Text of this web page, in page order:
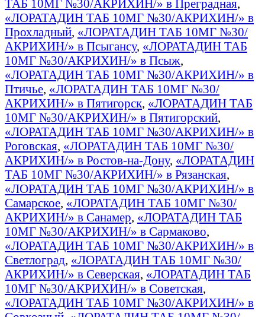
ТАБ 10МГ №30/АКРИХИН/» в Преградная,
«ЛОРАТАДИН ТАБ 10МГ №30/АКРИХИН/» в
Прохладный, «ЛОРАТАДИН ТАБ 10МГ №30/
АКРИХИН/» в Псыгансу, «ЛОРАТАДИН ТАБ
10МГ №30/АКРИХИН/» в Псыж,
«ЛОРАТАДИН ТАБ 10МГ №30/АКРИХИН/» в
Птичье, «ЛОРАТАДИН ТАБ 10МГ №30/
АКРИХИН/» в Пятигорск, «ЛОРАТАДИН ТАБ
10МГ №30/АКРИХИН/» в Пятигорский,
«ЛОРАТАДИН ТАБ 10МГ №30/АКРИХИН/» в
Роговская, «ЛОРАТАДИН ТАБ 10МГ №30/
АКРИХИН/» в Ростов-на-Дону, «ЛОРАТАДИН
ТАБ 10МГ №30/АКРИХИН/» в Рязанская,
«ЛОРАТАДИН ТАБ 10МГ №30/АКРИХИН/» в
Самарское, «ЛОРАТАДИН ТАБ 10МГ №30/
АКРИХИН/» в Санамер, «ЛОРАТАДИН ТАБ
10МГ №30/АКРИХИН/» в Сармаково,
«ЛОРАТАДИН ТАБ 10МГ №30/АКРИХИН/» в
Светлоград, «ЛОРАТАДИН ТАБ 10МГ №30/
АКРИХИН/» в Северская, «ЛОРАТАДИН ТАБ
10МГ №30/АКРИХИН/» в Советская,
«ЛОРАТАДИН ТАБ 10МГ №30/АКРИХИН/» в